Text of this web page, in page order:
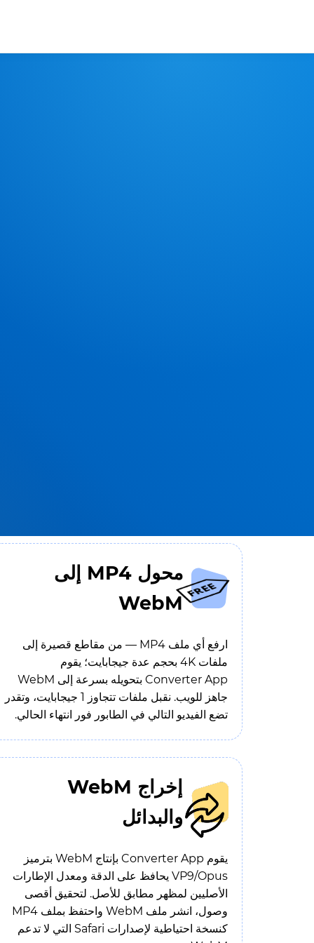
محول MP4 إلى
WebM
ارفع أي ملف MP4 — من مقاطع قصيرة إلى
ملفات 4K بحجم عدة جيجابايت؛ يقوم
Converter App بتحويله بسرعة إلى WebM
جاهز للويب. نقبل ملفات تتجاوز 1 جيجابايت، وتقدر
تضع الفيديو التالي في الطابور فور انتهاء الحالي.
إخراج WebM
والبدائل
يقوم Converter App بإنتاج WebM بترميز
VP9/Opus يحافظ على الدقة ومعدل الإطارات
الأصليين لمظهر مطابق للأصل. لتحقيق أقصى
وصول، انشر ملف WebM واحتفظ بملف MP4
كنسخة احتياطية لإصدارات Safari التي لا تدعم